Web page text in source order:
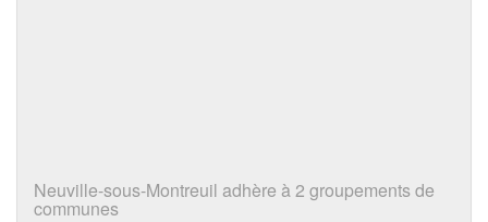
Neuville-sous-Montreuil adhère à 2 groupements de
communes